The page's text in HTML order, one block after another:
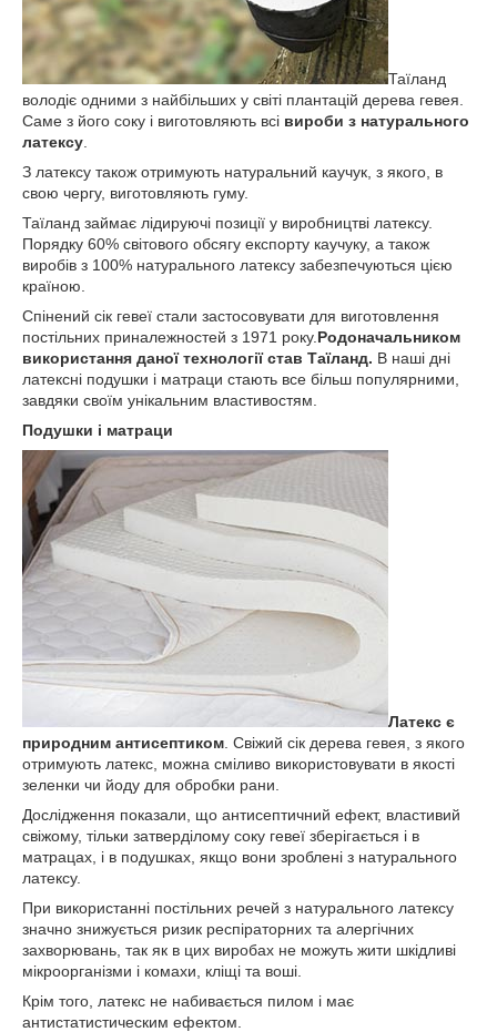
Таїланд
володіє одними з найбільших у світі плантацій дерева гевея.
Саме з його соку і виготовляють всі вироби з натурального
латексу
З латексу також отримують натуральний каучук, з якого, в
свою чергу, виготовляють гуму.
Таїланд займає лідируючі позиції у виробництві латексу.
Порядку 60% світового обсягу експорту каучуку, а також
виробів з 100% натурального латексу забезпечуються цією
країною.
Спінений сік гевеї стали застосовувати для виготовлення
постільних приналежностей з 1971 року. Родоначальником
використання даної технології став Таїланд. В наші дні
латексні подушки і матраци стають все більш популярними,
завдяки своїм унікальним властивостям.
Подушки і матраци
Латекс є
природним антисептиком . Свіжий сік дерева гевея, з якого
отримують латекс, можна сміливо використовувати в якості
зеленки чи йоду для обробки рани.
Дослідження показали, що антисептичний ефект, властивий
свіжому, тільки затверділому соку гевеї зберігається і в
матрацах, і в подушках, якщо вони зроблені з натурального
латексу.
При використанні постільних речей з натурального латексу
значно знижується ризик респіраторних та алергічних
захворювань, так як в цих виробах не можуть жити шкідливі
мікроорганізми і комахи, кліщі та воші.
Крім того, латекс не набивається пилом і має
антистатистическим ефектом.